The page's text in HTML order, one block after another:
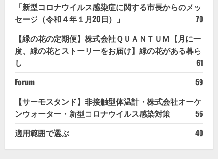
「新型コロナウイルス感染症に関する市長からのメッ
セージ（令和４年１月20日）」
70
【緑の花の定期便】株式会社ＱＵＡＮＴＵＭ【月に一
度、緑の花とストーリーをお届け】緑の花がある暮ら
し
61
Forum
59
【サーモスタンド】非接触型体温計・株式会社オーケ
ンウォーター・新型コロナウイルス感染対策
56
適用範囲で選ぶ
40